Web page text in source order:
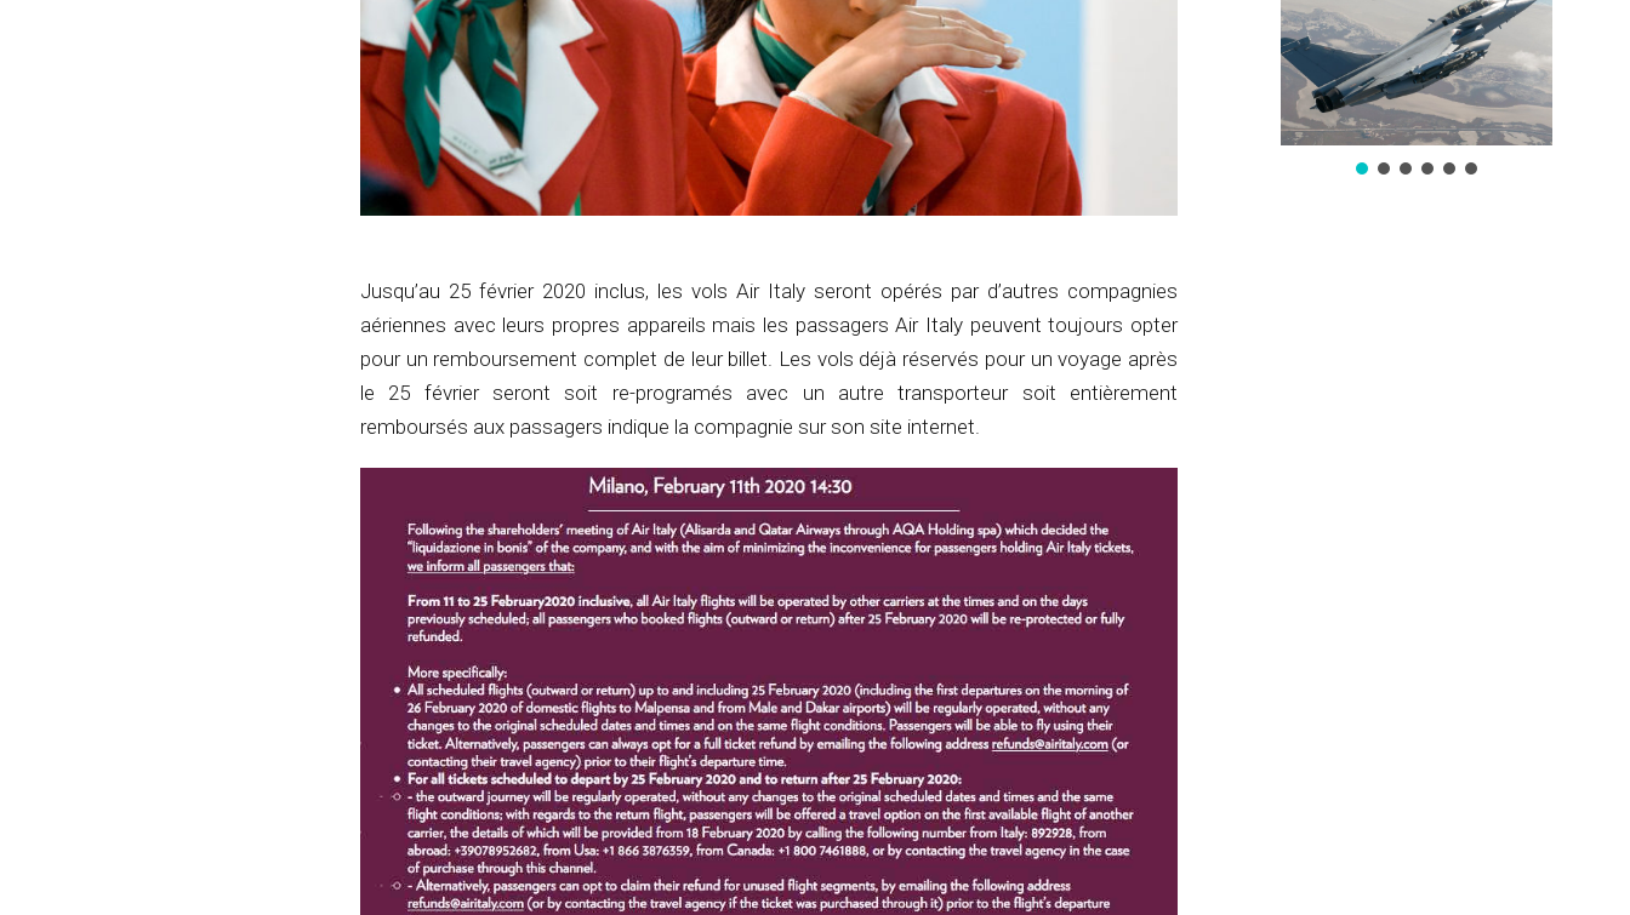
Jusqu’au 25 février 2020 inclus, les vols Air Italy seront opérés par d’autres compagnies
aériennes avec leurs propres appareils mais les passagers Air Italy peuvent toujours opter
pour un remboursement complet de leur billet. Les vols déjà réservés pour un voyage après
le 25 février seront soit re-programés avec un autre transporteur soit entièrement
remboursés aux passagers indique la compagnie sur son site internet.